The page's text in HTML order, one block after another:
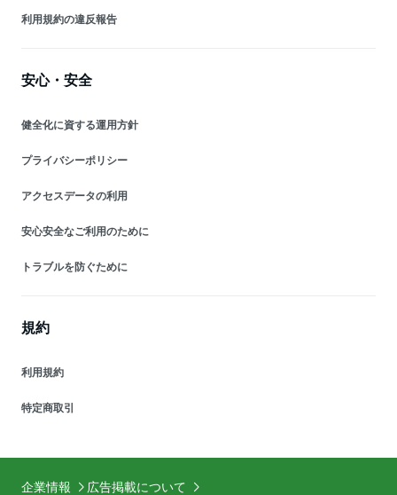
利用規約の違反報告
安心・安全
健全化に資する運用方針
プライバシーポリシー
アクセスデータの利用
安心安全なご利用のために
トラブルを防ぐために
規約
利用規約
特定商取引
企業情報 広告掲載について